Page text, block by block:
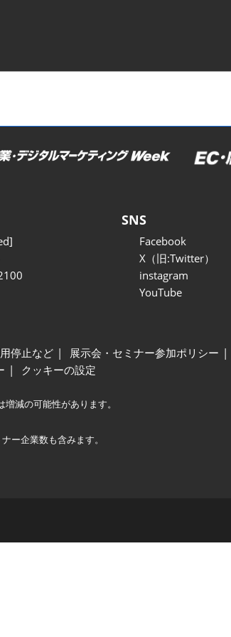
SNS
Facebook
X（旧:Twitter）
instagram
YouTube
停止など 展示会・セミナー参加ポリシー
クッキーの設定
減の可能性があります。
ー企業数も含みます。